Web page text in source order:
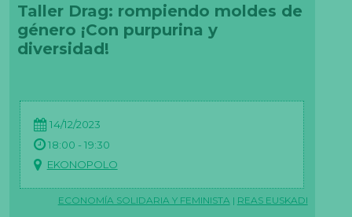
Taller Drag: rompiendo moldes de
género ¡Con purpurina y
diversidad!
14/12/2023
18:00 - 19:30
EKONOPOLO
ECONOMÍA SOLIDARIA Y FEMINISTA | REAS EUSKADI